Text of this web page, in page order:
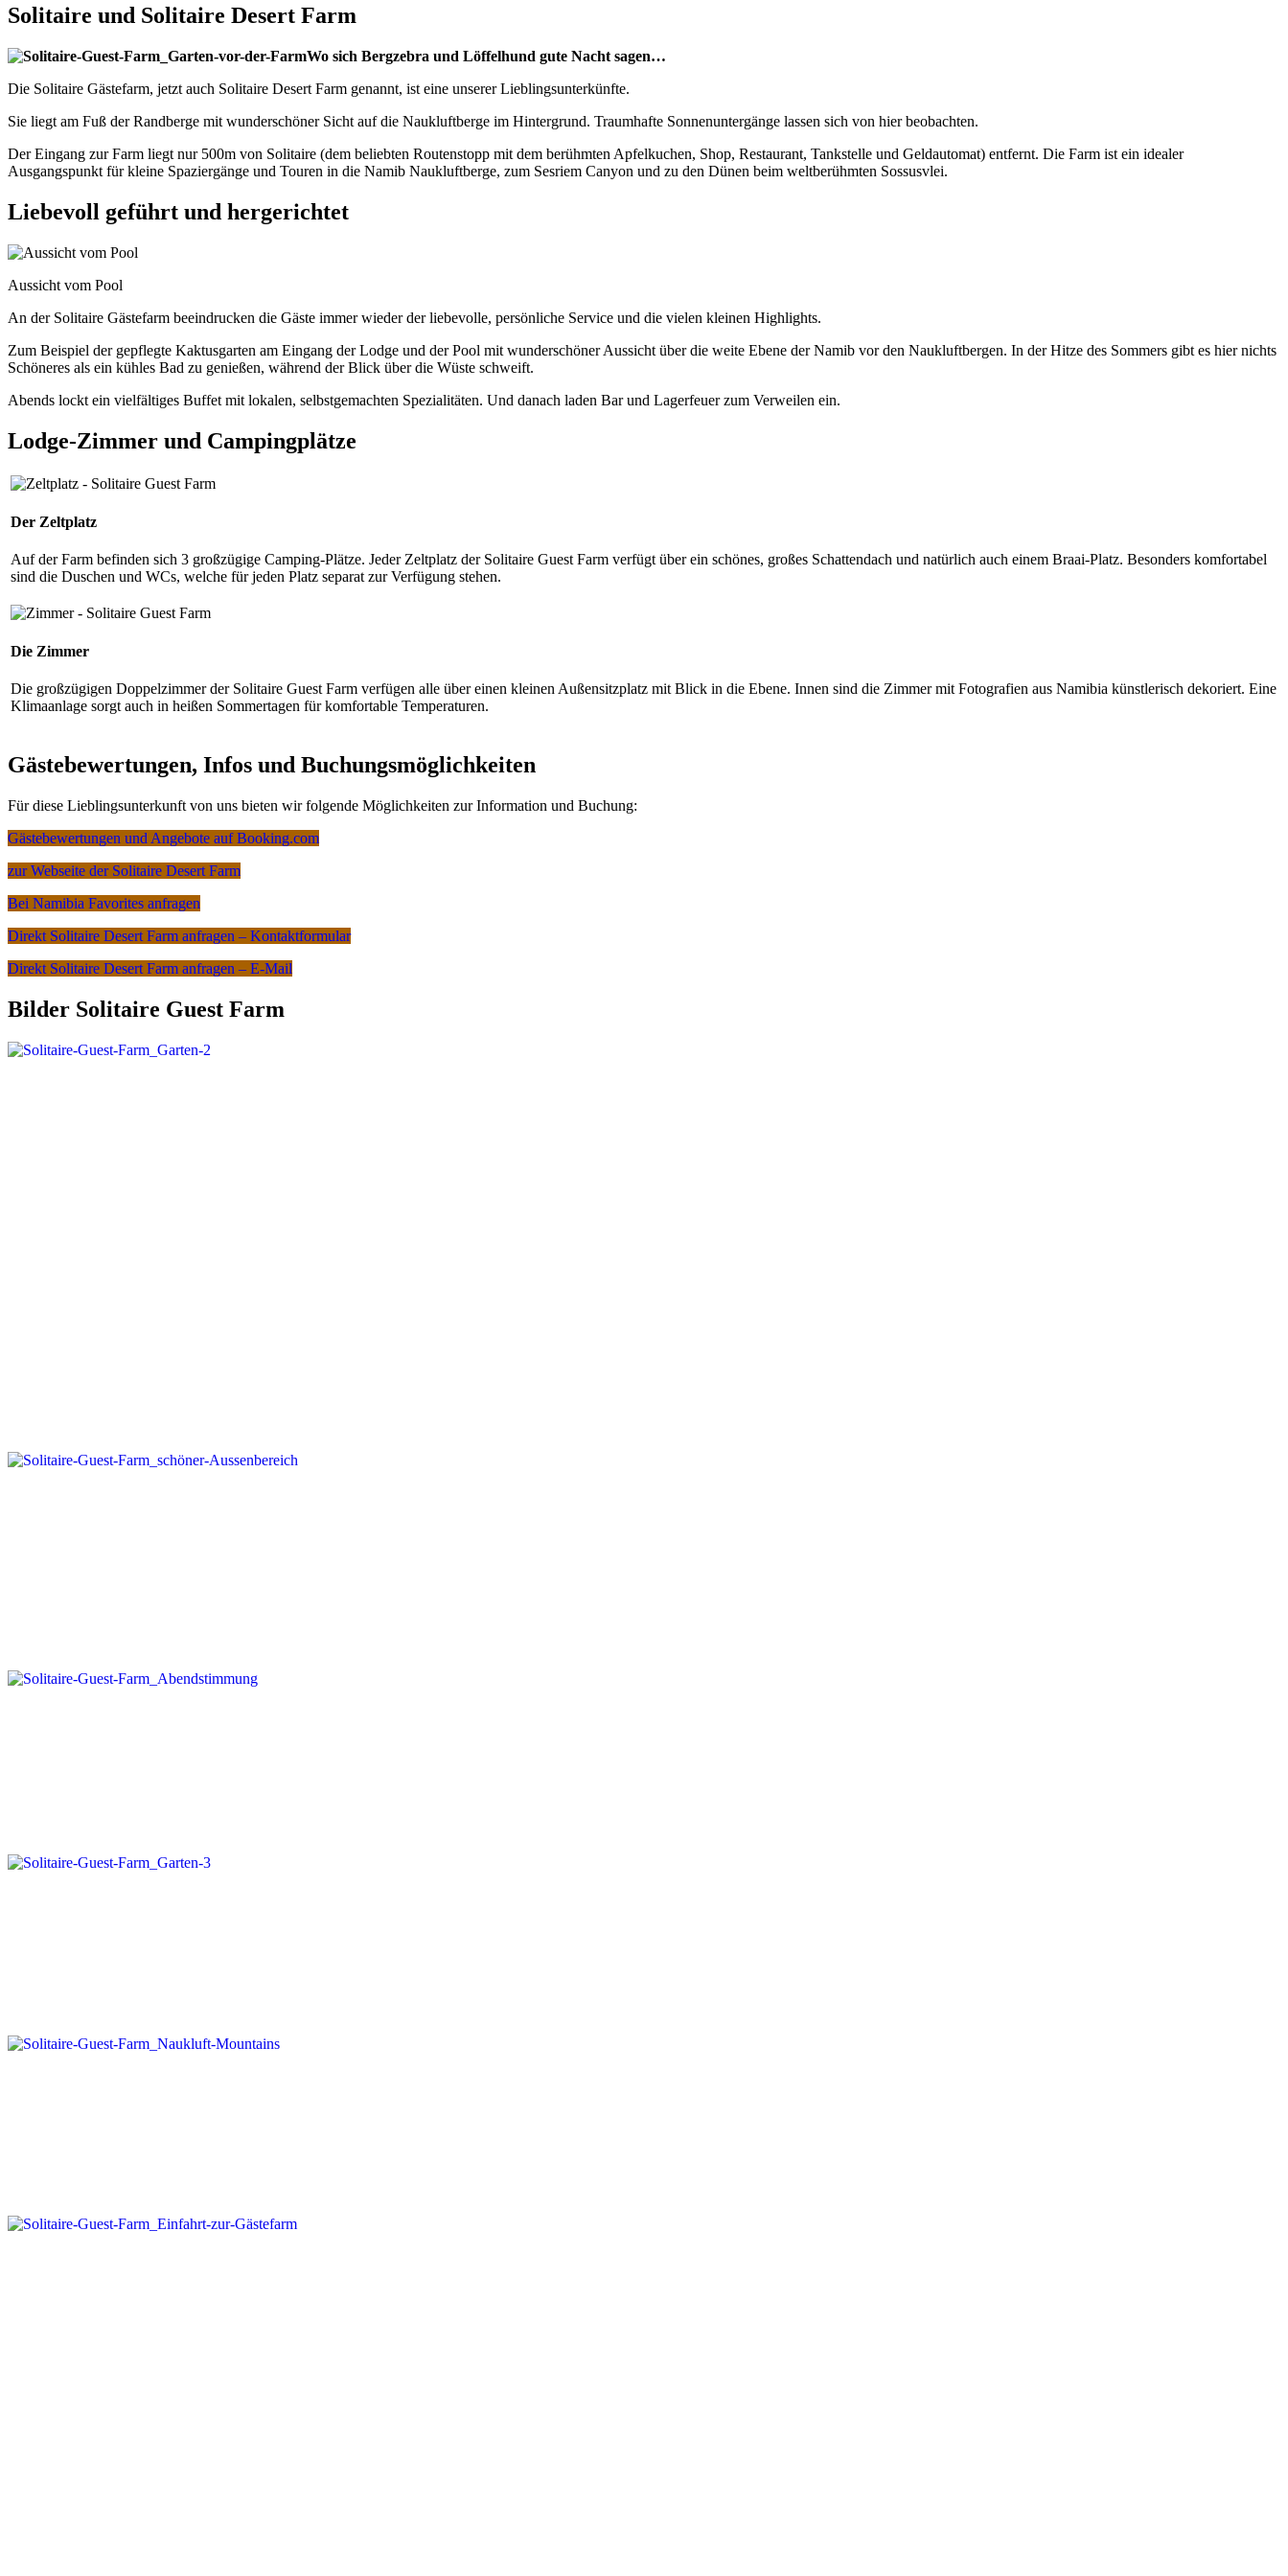
Solitaire und Solitaire Desert Farm
Wo sich Bergzebra und Löffelhund gute Nacht sagen…
Die Solitaire Gästefarm, jetzt auch Solitaire Desert Farm genannt, ist eine unserer Lieblingsunterkünfte.
Sie liegt am Fuß der Randberge mit wunderschöner Sicht auf die Naukluftberge im Hintergrund. Traumhafte Sonnenuntergänge lassen sich von hier beobachten.
Der Eingang zur Farm liegt nur 500m von Solitaire (dem beliebten Routenstopp mit dem berühmten Apfelkuchen, Shop, Restaurant, Tankstelle und Geldautomat) entfernt. Die Farm ist ein idealer
Ausgangspunkt für kleine Spaziergänge und Touren in die Namib Naukluftberge, zum Sesriem Canyon und zu den Dünen beim weltberühmten Sossusvlei.
Liebevoll geführt und hergerichtet
Aussicht vom Pool
An der Solitaire Gästefarm beeindrucken die Gäste immer wieder der liebevolle, persönliche Service und die vielen kleinen Highlights.
Zum Beispiel der gepflegte Kaktusgarten am Eingang der Lodge und der Pool mit wunderschöner Aussicht über die weite Ebene der Namib vor den Naukluftbergen. In der Hitze des Sommers gibt es hier nichts
Schöneres als ein kühles Bad zu genießen, während der Blick über die Wüste schweift.
Abends lockt ein vielfältiges Buffet mit lokalen, selbstgemachten Spezialitäten. Und danach laden Bar und Lagerfeuer zum Verweilen ein.
Lodge-Zimmer und Campingplätze
Der Zeltplatz
Auf der Farm befinden sich 3 großzügige Camping-Plätze. Jeder Zeltplatz der Solitaire Guest Farm verfügt über ein schönes, großes Schattendach und natürlich auch einem Braai-Platz. Besonders komfortabel
sind die Duschen und WCs, welche für jeden Platz separat zur Verfügung stehen.
Die Zimmer
Die großzügigen Doppelzimmer der Solitaire Guest Farm verfügen alle über einen kleinen Außensitzplatz mit Blick in die Ebene. Innen sind die Zimmer mit Fotografien aus Namibia künstlerisch dekoriert. Eine
Klimaanlage sorgt auch in heißen Sommertagen für komfortable Temperaturen.
Gästebewertungen, Infos und Buchungsmöglichkeiten
Für diese Lieblingsunterkunft von uns bieten wir folgende Möglichkeiten zur Information und Buchung:
Gästebewertungen und Angebote auf Booking.com
zur Webseite der Solitaire Desert Farm
Bei Namibia Favorites anfragen
Direkt Solitaire Desert Farm anfragen – Kontaktformular
Direkt Solitaire Desert Farm anfragen – E-Mail
Bilder Solitaire Guest Farm